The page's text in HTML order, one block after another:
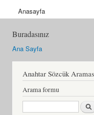
Anasayfa
Buradasınız
Ana Sayfa
Anahtar Sözcük
Arama formu
Ara